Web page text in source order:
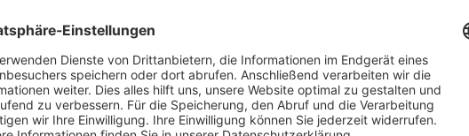
für das Vergabeverfahren ein Joint Venture mit der
Wayland bei Erfüllung bestimmter
GmbH zu übernehmen. Anders als in
zusätzliche zehn Prozent an der DEMECANGmbH.